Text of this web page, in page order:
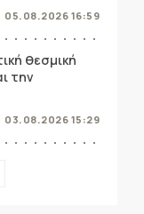
05.08.2026 16:59
θεσμική
την
03.08.2026 15:29